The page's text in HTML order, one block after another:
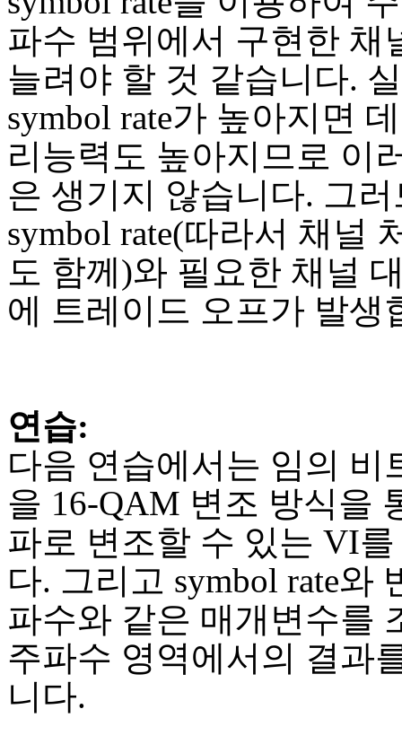
파수 범위에서 구현한 채
늘려야 할 것 같습니다.
symbol rate가 높아지면
리능력도 높아지므로 이
은 생기지 않습니다. 그
symbol rate(따라서 채널
도 함께)와 필요한 채널
에 트레이드 오프가 발생
연습:
다음 연습에서는 임의 비
을 16-QAM 변조 방식을
파로 변조할 수 있는 VI
다. 그리고 symbol rate와
파수와 같은 매개변수를
주파수 영역에서의 결과
니다.